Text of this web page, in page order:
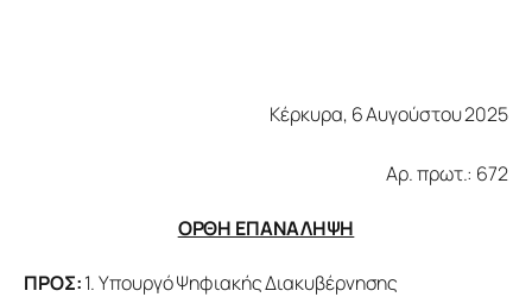
Κέρκυρα, 6 Αυγούστου 2025
Αρ. πρωτ.: 672
ΟΡΘΗ ΕΠΑΝΑΛΗΨΗ
ΠΡΟΣ: 1. Υπουργό Ψηφιακής Διακυβέρνησης